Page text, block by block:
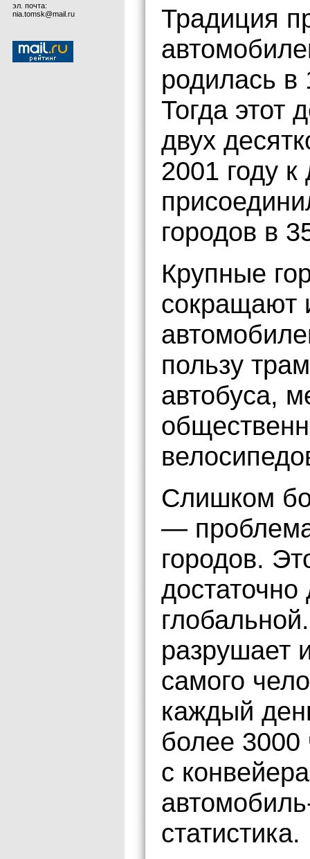
эл. почта:
nia.tomsk@mail.ru
Традиция
родилась в
Тогда этот
двух
2001 году
городов в
Крупные
сокращают
пользу
автобуса,
Слишком
—
городов.
достаточно
разрушает
самого
каждый
более
с
статистика.